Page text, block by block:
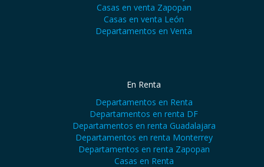
Casas en venta Zapopan
Casas en venta León
Departamentos en Venta
En Renta
Departamentos en Renta
Departamentos en renta DF
Departamentos en renta Guadalajara
Departamentos en renta Monterrey
Departamentos en renta Zapopan
Casas en Renta